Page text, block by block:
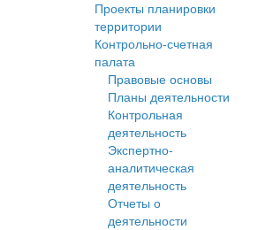
Проекты планировки
территории
Контрольно-счетная
палата
Правовые основы
Планы деятельности
Контрольная
деятельность
Экспертно-
аналитическая
деятельность
Отчеты о
деятельности